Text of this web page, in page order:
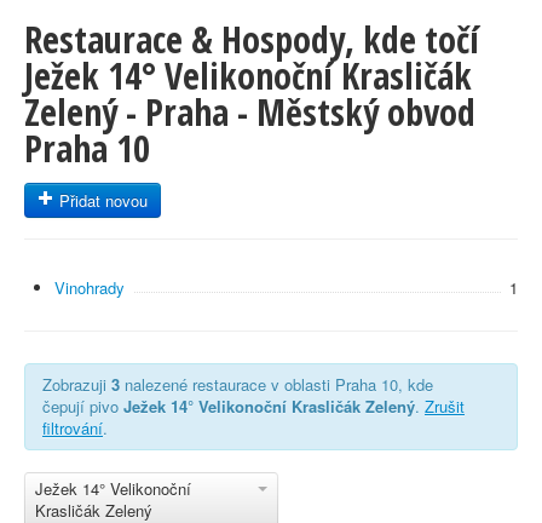
Restaurace & Hospody, kde točí
Ježek 14° Velikonoční Krasličák
Zelený - Praha - Městský obvod
Praha 10
Přidat novou
Vinohrady 1
Zobrazuji 3 nalezené restaurace v oblasti Praha 10, kde
čepují pivo Ježek 14° Velikonoční Krasličák Zelený. Zrušit
filtrování.
Ježek 14° Velikonoční
Krasličák Zelený